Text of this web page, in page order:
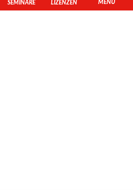
SEMINARE LIZENZEN MENÜ